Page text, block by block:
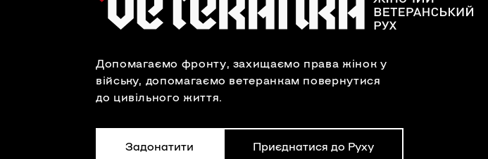
Допомагаємо фронту, захищаємо права жінок у
війську, допомагаємо ветеранкам повернутися
до цивільного життя.
Задонатити Приєднатися до Руху